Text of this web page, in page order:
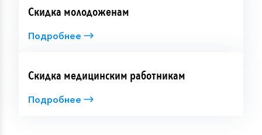
Скидка молодоженам
Подробнее
Скидка медицинским работникам
Подробнее